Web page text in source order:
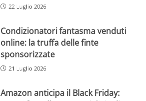
22 Luglio 2026
Condizionatori fantasma venduti
online: la truffa delle finte
sponsorizzate
21 Luglio 2026
Amazon anticipa il Black Friday: